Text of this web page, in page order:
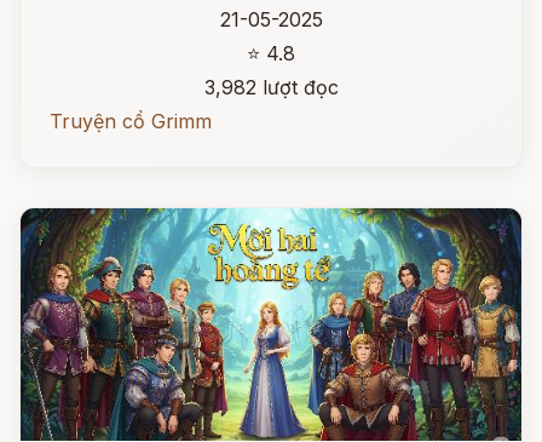
21-05-2025
⭐ 4.8
3,982 lượt đọc
Truyện cổ Grimm